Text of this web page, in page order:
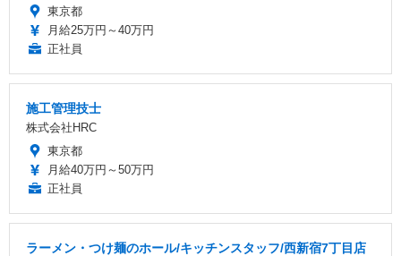
東京都
月給25万円～40万円
正社員
施工管理技士
株式会社HRC
東京都
月給40万円～50万円
正社員
ラーメン・つけ麺のホール/キッチンスタッフ/西新宿7丁目店